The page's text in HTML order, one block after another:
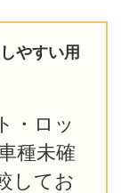
やすい用
・ロッ
種未確
してお